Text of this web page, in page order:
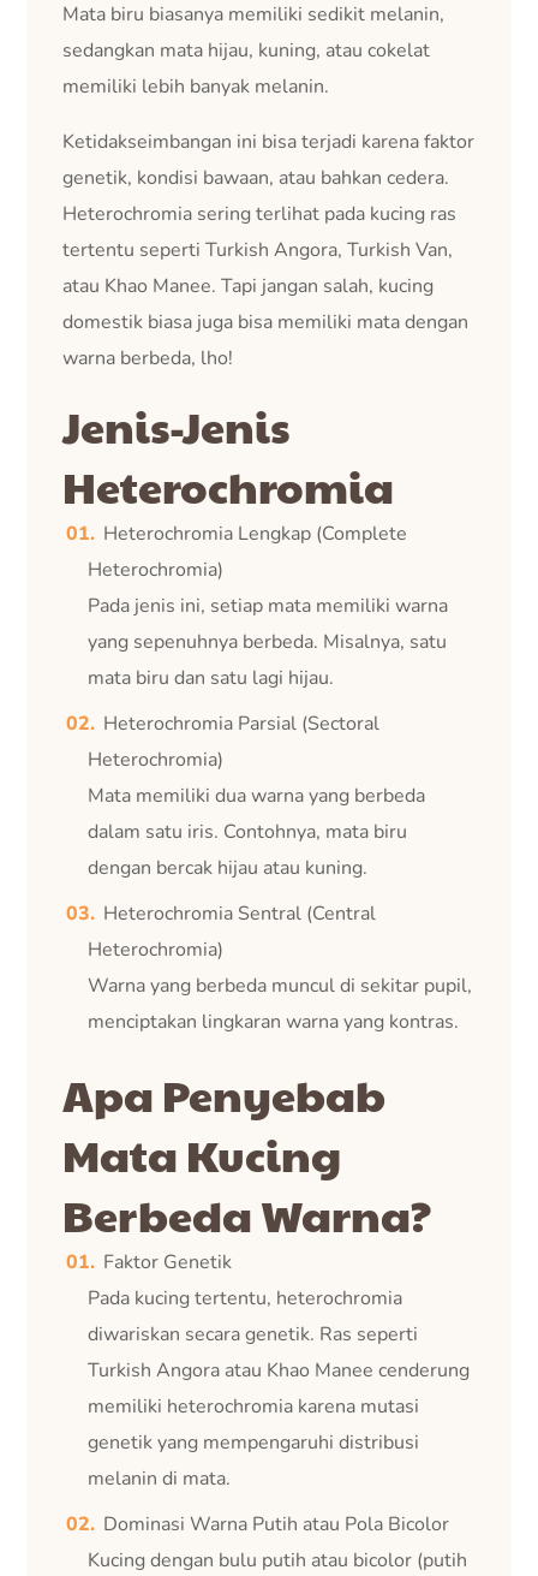
Mata biru biasanya memiliki sedikit melanin,
sedangkan mata hijau, kuning, atau cokelat
memiliki lebih banyak melanin.
Ketidakseimbangan ini bisa terjadi karena faktor
genetik, kondisi bawaan, atau bahkan cedera.
Heterochromia sering terlihat pada kucing ras
tertentu seperti Turkish Angora, Turkish Van,
atau Khao Manee. Tapi jangan salah, kucing
domestik biasa juga bisa memiliki mata dengan
warna berbeda, lho!
Jenis-Jenis
Heterochromia
Heterochromia Lengkap (Complete
Heterochromia)
Pada jenis ini, setiap mata memiliki warna
yang sepenuhnya berbeda. Misalnya, satu
mata biru dan satu lagi hijau.
Heterochromia Parsial (Sectoral
Heterochromia)
Mata memiliki dua warna yang berbeda
dalam satu iris. Contohnya, mata biru
dengan bercak hijau atau kuning.
Heterochromia Sentral (Central
Heterochromia)
Warna yang berbeda muncul di sekitar pupil,
menciptakan lingkaran warna yang kontras.
Apa Penyebab
Mata Kucing
Berbeda Warna?
Faktor Genetik
Pada kucing tertentu, heterochromia
diwariskan secara genetik. Ras seperti
Turkish Angora atau Khao Manee cenderung
memiliki heterochromia karena mutasi
genetik yang mempengaruhi distribusi
melanin di mata.
Dominasi Warna Putih atau Pola Bicolor
Kucing dengan bulu putih atau bicolor (putih